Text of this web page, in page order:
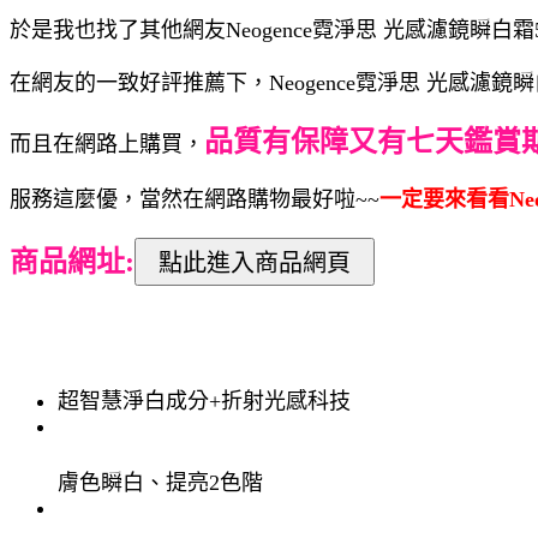
於是我也找了其他網友Neogence霓淨思 光感濾鏡瞬白
在網友的一致好評推薦下，Neogence霓淨思 光感濾鏡
而且在網路上購買， 品質有保障又有七天鑑賞
服務這麼優，當然在網路購物最好啦~~一定要來看看
商品網址:
超智慧淨白成分+折射光感科技
膚色瞬白、提亮2色階